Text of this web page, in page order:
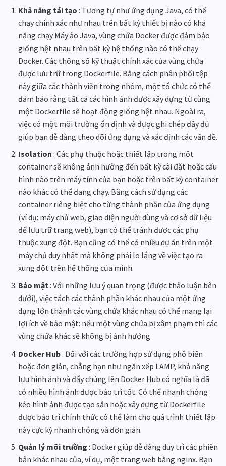
Khả năng tái tạo : Tương tự như ứng dụng Java, có thể
chạy chính xác như nhau trên bất kỳ thiết bị nào có khả
năng chạy Máy ảo Java, vùng chứa Docker được đảm bảo
giống hệt nhau trên bất kỳ hệ thống nào có thể chạy
Docker. Các thông số kỹ thuật chính xác của vùng chứa
được lưu trữ trong Dockerfile. Bằng cách phân phối tệp
này giữa các thành viên trong nhóm, một tổ chức có thể
đảm bảo rằng tất cả các hình ảnh được xây dựng từ cùng
một Dockerfile sẽ hoạt động giống hệt nhau. Ngoài ra,
việc có một môi trường ổn định và được ghi chép đầy đủ
giúp bạn dễ dàng theo dõi ứng dụng và xác định các vấn đề.
Isolation : Các phụ thuộc hoặc thiết lập trong một
container sẽ không ảnh hưởng đến bất kỳ cài đặt hoặc cấu
hình nào trên máy tính của bạn hoặc trên bất kỳ container
nào khác có thể đang chạy. Bằng cách sử dụng các
container riêng biệt cho từng thành phần của ứng dụng
(ví dụ: máy chủ web, giao diện người dùng và cơ sở dữ liệu
để lưu trữ trang web), bạn có thể tránh được các phụ
thuộc xung đột. Bạn cũng có thể có nhiều dự án trên một
máy chủ duy nhất mà không phải lo lắng về việc tạo ra
xung đột trên hệ thống của mình.
Bảo mật : Với những lưu ý quan trọng (được thảo luận bên
dưới), việc tách các thành phần khác nhau của một ứng
dụng lớn thành các vùng chứa khác nhau có thể mang lại
lợi ích về bảo mật: nếu một vùng chứa bị xâm phạm thì các
vùng chứa khác sẽ không bị ảnh hưởng.
Docker Hub: Đối với các trường hợp sử dụng phổ biến
hoặc đơn giản, chẳng hạn như ngăn xếp LAMP, khả năng
lưu hình ảnh và đẩy chúng lên Docker Hub có nghĩa là đã
có nhiều hình ảnh được bảo trì tốt. Có thể nhanh chóng
kéo hình ảnh được tạo sẵn hoặc xây dựng từ Dockerfile
được bảo trì chính thức có thể làm cho quá trình thiết lập
này cực kỳ nhanh chóng và đơn giản.
Quản lý môi trường : Docker giúp dễ dàng duy trì các phiên
bản khác nhau của, ví dụ, một trang web bằng nginx. Bạn